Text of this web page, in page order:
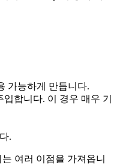
가능하게 만듭니다.
합니다. 이 경우 매우 기
.
여러 이점을 가져옵니